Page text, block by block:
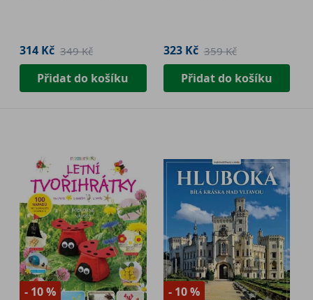
314 Kč 349 Kč
Přidat do košíku
323 Kč 359 Kč
Přidat do košíku
- 10 %
- 10 %